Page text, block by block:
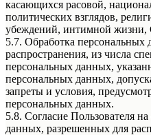
касающихся расовой,
политических взглядов,
убеждений, интимной жизни,
5.7. Обработка
распространения, из числа
персональных данных,
персональных данных,
запреты и условия,
персональных данных.
5.8. Согласие Пользователя
данных, разрешенных для